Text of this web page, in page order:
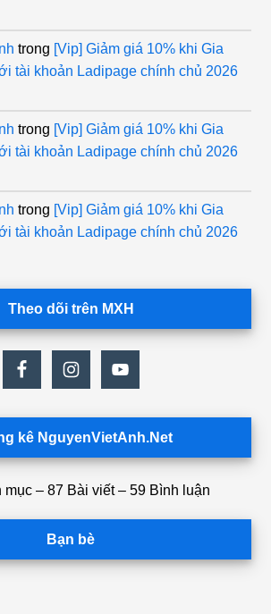
trong [Vip] Giảm giá 10% khi Gia
tài khoản Ladipage chính chủ 2026
trong [Vip] Giảm giá 10% khi Gia
tài khoản Ladipage chính chủ 2026
trong [Vip] Giảm giá 10% khi Gia
tài khoản Ladipage chính chủ 2026
Theo dõi trên MXH
kê NguyenVietAnh.Net
mục – 87 Bài viết – 59 Bình luận
Bạn bè